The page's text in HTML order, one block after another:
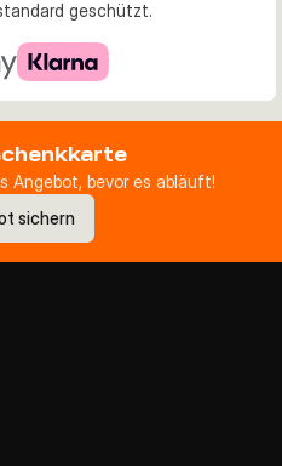
geschützt.
Angebot, bevor es abläuft!
sichern